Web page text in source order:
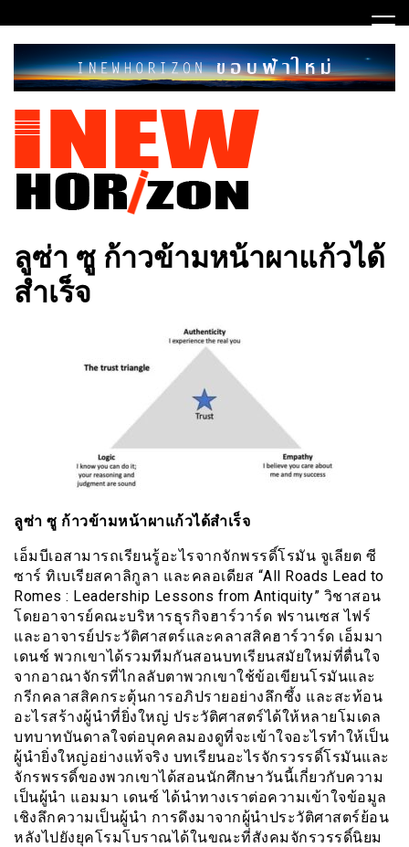
to
content
INEWHORIZON
ลูซ่า ซู ก้าวข้ามหน้าผาแก้วได้
สำเร็จ
ลูซ่า ซู ก้าวข้ามหน้าผาแก้วได้สำเร็จ
เอ็มบีเอสามารถเรียนรู้อะไรจากจักพรรดิ์โรมัน จูเลียต ซี
ซาร์ ทิเบเรียสคาลิกูลา และคลอเดียส “All Roads Lead to
Romes : Leadership Lessons from Antiquity” วิชาสอน
โดยอาจารย์คณะบริหารธุรกิจฮาร์วาร์ด ฟรานเซส ไฟร์
และอาจารย์ประวัติศาสตร์และคลาสสิคฮาร์วาร์ด เอ็มมา
เดนช์ พวกเขาได้รวมทีมกันสอนบทเรียนสมัยใหม่ที่ตื่นใจ
จากอาณาจักรที่ไกลลับตาพวกเขาใช้ข้อเขียนโรมันและ
กรีกคลาสสิคกระตุ้นการอภิปรายอย่างลึกซึ้ง และสะท้อน
อะไรสร้างผู้นำที่ยิ่งใหญ่ ประวัติศาสตร์ได้ให้หลายโมเดล
บทบาทบันดาลใจต่อบุคคลมองดูที่จะเข้าใจอะไรทำให้เป็น
ผู้นำยิ่งใหญ่อย่างแท้จริง บทเรียนอะไรจักรวรรดิ์โรมันและ
จักรพรรดิ์ของพวกเขาได้สอนนักศึกษาวันนี้เกี่ยวกับความ
เป็นผู้นำ แอมมา เดนซ์ ได้นำทางเราต่อความเข้าใจข้อมูล
เชิงลึกความเป็นผู้นำ การดึงมาจากผู้นำประวัติศาสตร์ย้อน
หลังไปยังยุคโรมโบราณได้ในขณะที่สังคมจักรวรรดิ์นิยม